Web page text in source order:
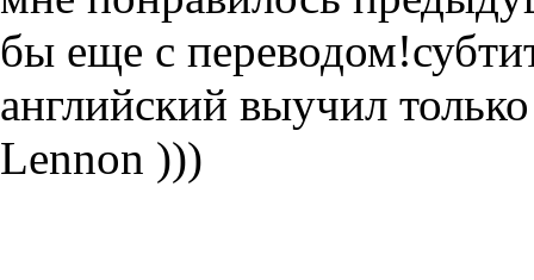
бы еще с
английский выучил
Lennon )))